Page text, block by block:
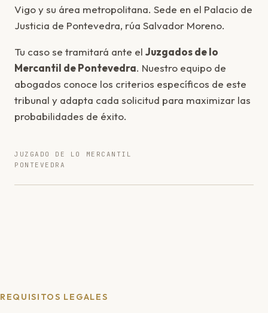
Vigo y su área metropolitana. Sede en el Palacio de
Justicia de Pontevedra, rúa Salvador Moreno.
Tu caso se tramitará ante el Juzgados de lo
Mercantil de Pontevedra. Nuestro equipo de
abogados conoce los criterios específicos de este
tribunal y adapta cada solicitud para maximizar las
probabilidades de éxito.
JUZGADO DE LO MERCANTIL
PONTEVEDRA
REQUISITOS LEGALES